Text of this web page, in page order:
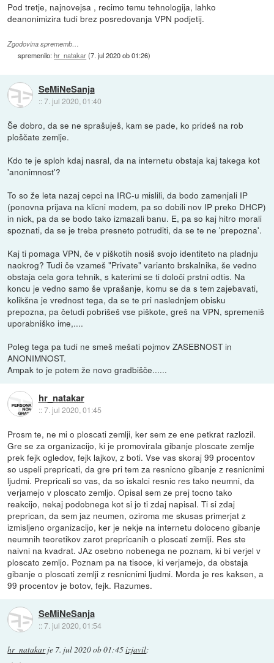
Pod tretje, najnovejsa , recimo temu tehnologija, lahko
deanonimizira tudi brez posredovanja VPN podjetij.
Zgodovina sprememb…
spremenilo:hr_natakar(7. jul 2020 ob 01:26)
SeMiNeSanja
::7. jul 2020, 01:40
Še dobro, da se ne sprašuješ, kam se pade, ko prideš na rob
ploščate zemlje.
Kdo te je sploh kdaj nasral, da na internetu obstaja kaj takega kot
'anonimnost'?
To so že leta nazaj cepci na IRC-u mislili, da bodo zamenjali IP
(ponovna prijava na klicni modem, pa so dobili nov IP preko DHCP)
in nick, pa da se bodo tako izmazali banu. E, pa so kaj hitro morali
spoznati, da se je treba presneto potruditi, da se te ne 'prepozna'.
Kaj ti pomaga VPN, če v piškotih nosiš svojo identiteto na pladnju
naokrog? Tudi če vzameš "Private" varianto brskalnika, še vedno
obstaja cela gora tehnik, s katerimi se ti določi prstni odtis. Na
koncu je vedno samo še vprašanje, komu se da s tem zajebavati,
kolikšna je vrednost tega, da se te pri naslednjem obisku
prepozna, pa četudi pobrišeš vse piškote, greš na VPN, spremeniš
uporabniško ime,....
Poleg tega pa tudi ne smeš mešati pojmov ZASEBNOST in
ANONIMNOST.
Ampak to je potem že novo gradbišče......
hr_natakar
::7. jul 2020, 01:45
Prosm te, ne mi o ploscati zemlji, ker sem ze ene petkrat razlozil.
Gre se za organizacijo, ki je promovirala gibanje ploscate zemlje
prek fejk ogledov, fejk lajkov, z boti. Vse vas skoraj 99 procentov
so uspeli prepricati, da gre pri tem za resnicno gibanje z resnicnimi
ljudmi. Prepricali so vas, da so iskalci resnic res tako neumni, da
verjamejo v ploscato zemljo. Opisal sem ze prej tocno tako
reakcijo, nekaj podobnega kot si jo ti zdaj napisal. Ti si zdaj
preprican, da sem jaz neumen, oziroma me skusas primerjat z
izmisljeno organizacijo, ker je nekje na internetu doloceno gibanje
neumnih teoretikov zarot prepricanih o ploscati zemlji. Res ste
naivni na kvadrat. JAz osebno nobenega ne poznam, ki bi verjel v
ploscato zemljo. Poznam pa na tisoce, ki verjamejo, da obstaja
gibanje o ploscati zemlji z resnicnimi ljudmi. Morda je res kaksen, a
99 procentov je botov, fejk. Razumes.
SeMiNeSanja
::7. jul 2020, 01:54
hr_natakarje 7. jul 2020 ob 01:45izjavil: